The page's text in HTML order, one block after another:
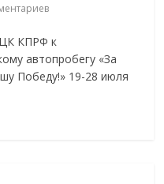
ЦК КПРФ к
автопробегу «За
Победу!» 19-28 июля